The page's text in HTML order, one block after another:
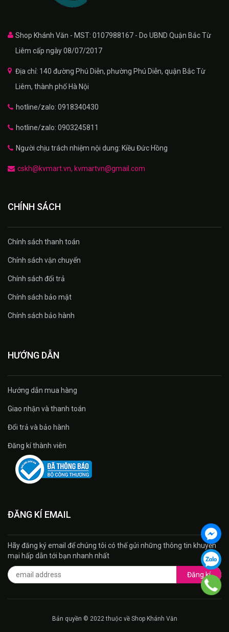
Shop Khánh Văn - MST: 0107988167 - Do UBND Quận Bắc Từ
Liêm cấp ngày 08/07/2017
Địa chỉ: 140 đường Phú Diễn, phường Phú Diễn, quận Bắc Từ
Liêm, thành phố Hà Nội
hotline/zalo: 0918340430
hotline/zalo: 0903245811
Người chịu trách nhiệm nội dung: Kiều Đức Hồng
cskh@kvmart.vn, kvmartvn@gmail.com
CHÍNH SÁCH
Chính sách thanh toán
Chính sách vận chuyển
Chính sách đổi trả
Chính sách bảo mật
Chính sách bảo hành
HƯỚNG DẪN
Hướng dẫn mua hàng
Giao nhận và thanh toán
Đổi trả và bảo hành
Đăng kí thành viên
ĐĂNG KÍ EMAIL
Hãy đăng ký email để chúng tôi có thế gửi những thông tin khuyến
mại hấp dẫn tới bạn nhanh nhất
Đăng kí
Bản quyền © 2022 thuộc về Shop Khánh Văn